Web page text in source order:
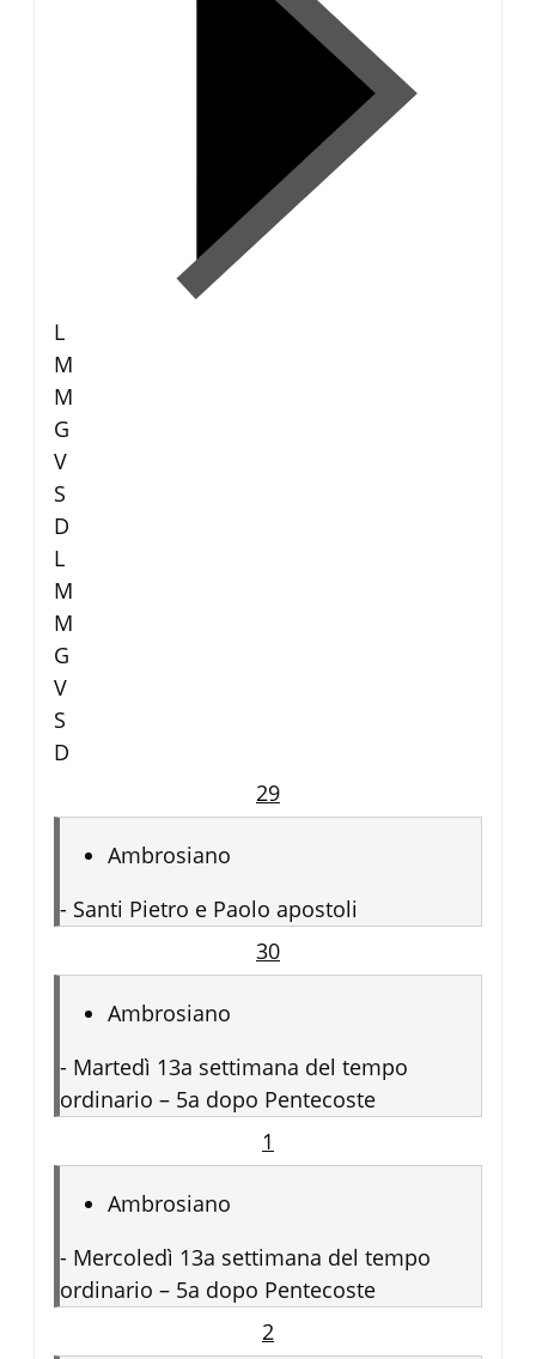
L
M
M
G
V
S
D
L
M
M
G
V
S
D
29
Ambrosiano
- Santi Pietro e Paolo apostoli
30
Ambrosiano
- Martedì 13a settimana del tempo
ordinario – 5a dopo Pentecoste
1
Ambrosiano
- Mercoledì 13a settimana del tempo
ordinario – 5a dopo Pentecoste
2